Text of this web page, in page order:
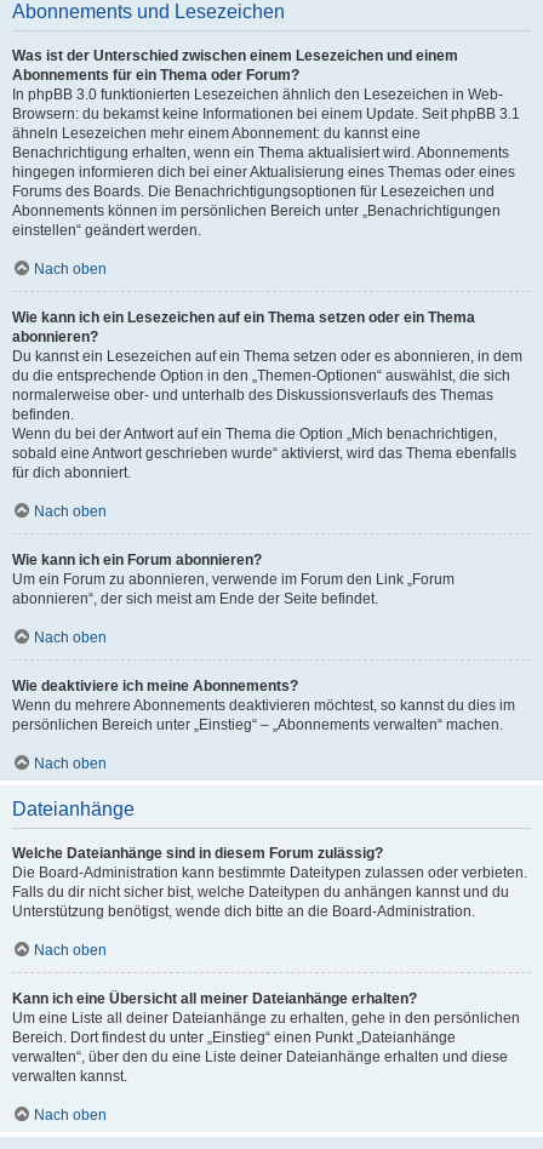
Abonnements und Lesezeichen
Was ist der Unterschied zwischen einem Lesezeichen und einem
Abonnements für ein Thema oder Forum?
In phpBB 3.0 funktionierten Lesezeichen ähnlich den Lesezeichen in Web-
Browsern: du bekamst keine Informationen bei einem Update. Seit phpBB 3.1
ähneln Lesezeichen mehr einem Abonnement: du kannst eine
Benachrichtigung erhalten, wenn ein Thema aktualisiert wird. Abonnements
hingegen informieren dich bei einer Aktualisierung eines Themas oder eines
Forums des Boards. Die Benachrichtigungsoptionen für Lesezeichen und
Abonnements können im persönlichen Bereich unter „Benachrichtigungen
einstellen“ geändert werden.
Nach oben
Wie kann ich ein Lesezeichen auf ein Thema setzen oder ein Thema
abonnieren?
Du kannst ein Lesezeichen auf ein Thema setzen oder es abonnieren, in dem
du die entsprechende Option in den „Themen-Optionen“ auswählst, die sich
normalerweise ober- und unterhalb des Diskussionsverlaufs des Themas
befinden.
Wenn du bei der Antwort auf ein Thema die Option „Mich benachrichtigen,
sobald eine Antwort geschrieben wurde“ aktivierst, wird das Thema ebenfalls
für dich abonniert.
Nach oben
Wie kann ich ein Forum abonnieren?
Um ein Forum zu abonnieren, verwende im Forum den Link „Forum
abonnieren“, der sich meist am Ende der Seite befindet.
Nach oben
Wie deaktiviere ich meine Abonnements?
Wenn du mehrere Abonnements deaktivieren möchtest, so kannst du dies im
persönlichen Bereich unter „Einstieg“ – „Abonnements verwalten“ machen.
Nach oben
Dateianhänge
Welche Dateianhänge sind in diesem Forum zulässig?
Die Board-Administration kann bestimmte Dateitypen zulassen oder verbieten.
Falls du dir nicht sicher bist, welche Dateitypen du anhängen kannst und du
Unterstützung benötigst, wende dich bitte an die Board-Administration.
Nach oben
Kann ich eine Übersicht all meiner Dateianhänge erhalten?
Um eine Liste all deiner Dateianhänge zu erhalten, gehe in den persönlichen
Bereich. Dort findest du unter „Einstieg“ einen Punkt „Dateianhänge
verwalten“, über den du eine Liste deiner Dateianhänge erhalten und diese
verwalten kannst.
Nach oben